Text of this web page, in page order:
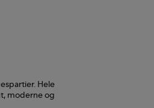
Hele
moderne og